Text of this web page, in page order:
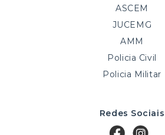
ASCEM
JUCEMG
AMM
Policia Civil
Policia Militar
Redes Sociais